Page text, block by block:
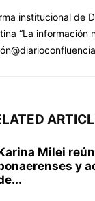
institucional de
“La información
Milei
y